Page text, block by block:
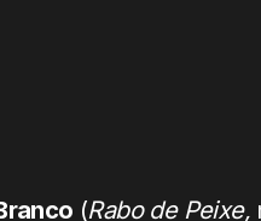
(Rabo de Peixe,